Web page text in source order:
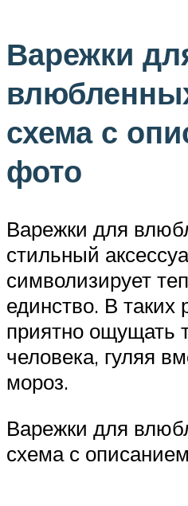
Варежки
схема с
фото
Варежки для
стильный
символизирует
единство. В таких
приятно ощущать
человека, гуляя
мороз.
Варежки для
схема с